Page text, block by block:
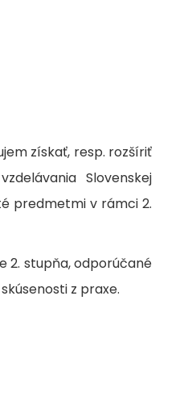
získať, resp. rozšíriť
Slovenskej
predmetmi v rámci 2.
2. stupňa, odporúčané
z praxe.